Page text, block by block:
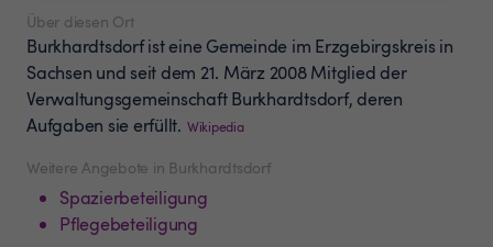
Weitere Angebote in Burkhardtsdorf
Spazierbeteiligung
Pflegebeteiligung
Über diesen Ort
Burkhardtsdorf ist eine Gemeinde im Erzgebirgskreis in
Sachsen und seit dem 21. März 2008 Mitglied der
Verwaltungsgemeinschaft Burkhardtsdorf, deren
Aufgaben sie erfüllt. Wikipedia